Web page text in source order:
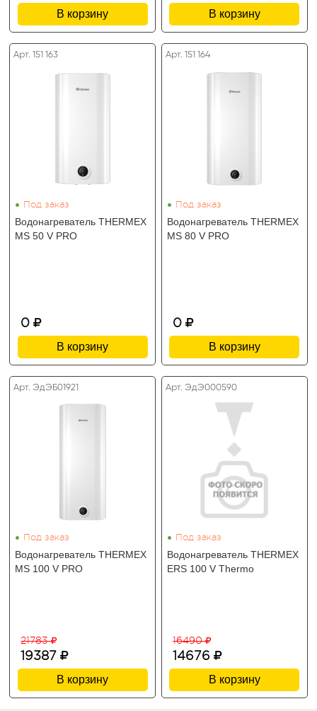
В корзину В корзину
Арт. 151 163
• Под заказ
Водонагреватель THERMEX
MS 50 V PRO
0
В корзину
Арт. 151 164
• Под заказ
Водонагреватель THERMEX
MS 80 V PRO
0
В корзину
Арт. ЭдЭБ01921
• Под заказ
Водонагреватель THERMEX
MS 100 V PRO
21783
19387
В корзину
Арт. ЭдЭ000590
• Под заказ
Водонагреватель THERMEX
ERS 100 V Thermo
16490
14676
В корзину